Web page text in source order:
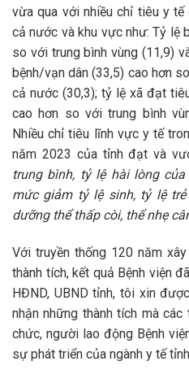
vừa qua với nhiều chỉ tiêu y
cả nước và khu vực như: Tỷ lệ
so với trung bình vùng (11,9)
bệnh/vạn dân (33,5) cao hơn
cả nước (30,3); tỷ lệ xã đạt
cao hơn so với trung bình
Nhiều chỉ tiêu lĩnh vực y tế
năm 2023 của tỉnh đạt và
trung bình, tỷ lệ hài lòng
mức giảm tỷ lệ sinh, tỷ lệ
dưỡng thể thấp còi, thể nhẹ
Với truyền thống 120 năm
thành tích, kết quả Bệnh viện
HĐND, UBND tỉnh, tôi xin
nhận những thành tích mà
chức, người lao động Bệnh
sự phát triển của ngành y tế